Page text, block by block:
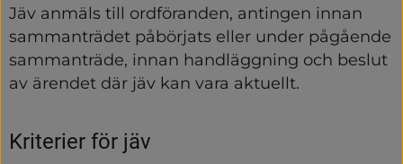
Jäv anmäls till ordföranden, antingen innan
sammanträdet påbörjats eller under pågående
sammanträde, innan handläggning och beslut
av ärendet där jäv kan vara aktuellt.
Kriterier för jäv